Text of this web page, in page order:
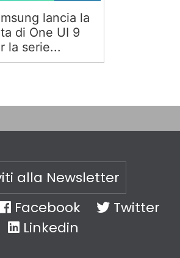
lancia la
di One UI 9
la serie...
alla Newsletter
Facebook
Twitter
Linkedin